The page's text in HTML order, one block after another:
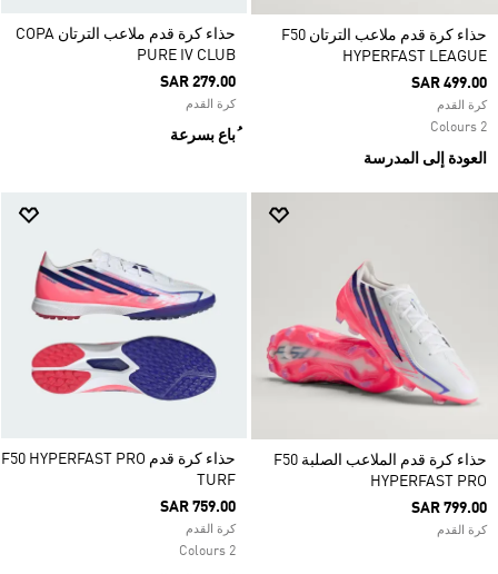
حذاء كرة قدم ملاعب الترتان F50
HYPERFAST LEAGUE
SAR 499.00
كرة القدم
2 Colours
العودة إلى المدرسة
حذاء كرة قدم ملاعب الترتان COPA
PURE IV CLUB
SAR 279.00
كرة القدم
ُباع بسرعة
حذاء كرة قدم الملاعب الصلبة F50
HYPERFAST PRO
SAR 799.00
كرة القدم
حذاء كرة قدم F50 HYPERFAST PRO
TURF
SAR 759.00
كرة القدم
2 Colours